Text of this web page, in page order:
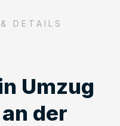
DETAILS
Umzug
der